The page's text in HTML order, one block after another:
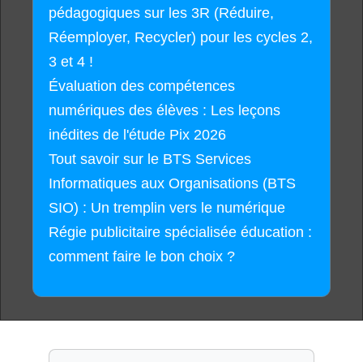
pédagogiques sur les 3R (Réduire,
Réemployer, Recycler) pour les cycles 2,
3 et 4 !
Évaluation des compétences
numériques des élèves : Les leçons
inédites de l'étude Pix 2026
Tout savoir sur le BTS Services
Informatiques aux Organisations (BTS
SIO) : Un tremplin vers le numérique
Régie publicitaire spécialisée éducation :
comment faire le bon choix ?